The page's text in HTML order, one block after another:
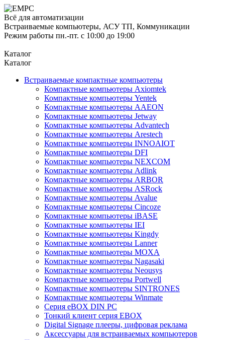
Всё для автоматизации
Встраиваемые компьютеры, АСУ ТП, Коммуникации
Режим работы пн.-пт. с 10:00 до 19:00
Каталог
Каталог
Встраиваемые компактные компьютеры
Компактные компьютеры Axiomtek
Компактные компьютеры Yentek
Компактные компьютеры AAEON
Компактные компьютеры Jetway
Компактные компьютеры Advantech
Компактные компьютеры Arestech
Компактные компьютеры INNOAIOT
Компактные компьютеры DFI
Компактные компьютеры NEXCOM
Компактные компьютеры Adlink
Компактные компьютеры ARBOR
Компактные компьютеры ASRock
Компактные компьютеры Avalue
Компактные компьютеры Cincoze
Компактные компьютеры iBASE
Компактные компьютеры IEI
Компактные компьютеры Kingdy
Компактные компьютеры Lanner
Компактные компьютеры MOXA
Компактные компьютеры Nagasaki
Компактные компьютеры Neousys
Компактные компьютеры Portwell
Компактные компьютеры SINTRONES
Компактные компьютеры Winmate
Серия eBOX DIN PC
Тонкий клиент серия EBOX
Digital Signage плееры, цифровая реклама
Аксессуары для встраиваемых компьютеров